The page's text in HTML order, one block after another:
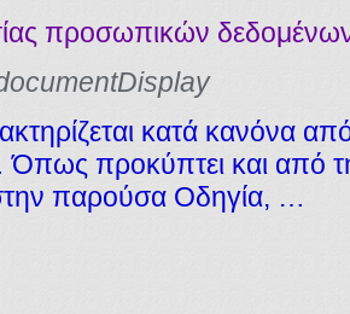
προσωπικών
κατά κανόνα
προκύπτει και από
παρούσα Οδηγία, …